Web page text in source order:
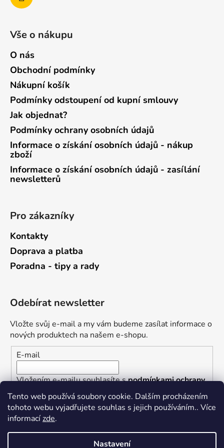
Tento web používá soubory cookie. Dalším procházením
tohoto webu vyjadřujete souhlas s jejich používáním.. Více
informacízde.
Nastavení
Vše o nákupu
O nás
Obchodní podmínky
Nákupní košík
Podmínky odstoupení od kupní smlouvy
Jak objednat?
Podmínky ochrany osobních údajů
Informace o získání osobních údajů - nákup
zboží
Informace o získání osobních údajů - zasílání
newsletterů
Pro zákazníky
Kontakty
Doprava a platba
Poradna - tipy a rady
Odebírat newsletter
Vložte svůj e-mail a my vám budeme zasílat informace o
nových produktech na našem e-shopu.
E-mail
Vložením e-mailu souhlasíte spodmínkami ochrany
osobních údajů
PŘIHLÁSIT SE